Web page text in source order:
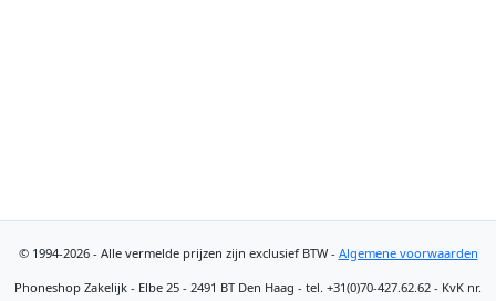
© 1994-2026 - Alle vermelde prijzen zijn exclusief BTW - Algemene voorwaarden
Phoneshop Zakelijk - Elbe 25 - 2491 BT Den Haag - tel. +31(0)70-427.62.62 - KvK nr.